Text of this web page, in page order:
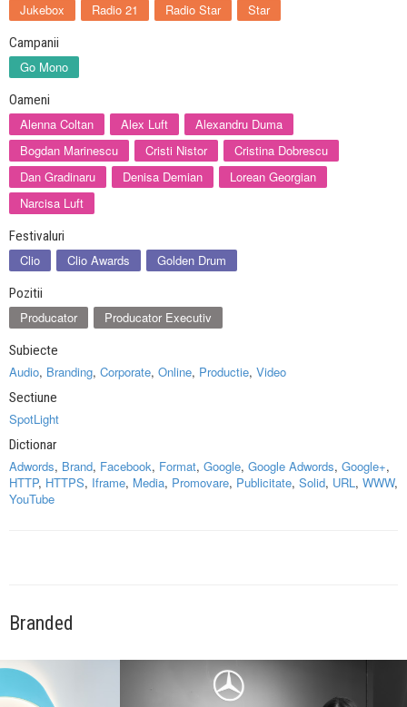
Jukebox Radio 21 Radio Star Star
Campanii
Go Mono
Oameni
Alenna Coltan Alex Luft
Alexandru Duma
Bogdan Marinescu
Cristi Nistor
Cristina Dobrescu
Dan Gradinaru
Denisa Demian
Lorean Georgian
Narcisa Luft
Festivaluri
Clio Clio Awards Golden Drum
Pozitii
Producator Producator Executiv
Subiecte
Audio, Branding, Corporate, Online, Productie, Video
Sectiune
SpotLight
Dictionar
Adwords, Brand, Facebook, Format, Google, Google Adwords, Google+,
HTTP, HTTPS, Iframe, Media, Promovare, Publicitate, Solid, URL, WWW,
YouTube
Branded